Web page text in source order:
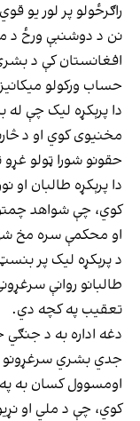
راګرځولو پر لور یو
نن د دوشنبې ورځ د
افغانستان کې د
حساب ورکولو
دا پرېکړه لیک چې
مخنیوی کوي او د
حقونو شورا ټولو غړو
دا پرېکړه طالبان
کوي، چې شواهد
او محکمې سره مخ
د پرېکړه لیک پر
طالبانو روانې
تعقیب په کچه دي.
دغه اداره به د جنګي
جدي بشري سرغړونو
اومسوول کسان به
کوي، چې د ملي او